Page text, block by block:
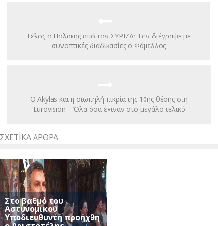
Τέλος ο Πολάκης από τον ΣΥΡΙΖΑ: Τον διέγραψε με
συνοπτικές διαδικασίες ο Φάμελλος
Ο Akylas και η σιωπηλή πικρία της 10ης θέσης στη
Eurovision – Όλα όσα έγιναν στο μεγάλο τελικό
ΣΧΕΤΙΚΆ ΆΡΘΡΑ
Στο βαθμό του
Αστυνομικού
Υποδιευθυντή προήχθη